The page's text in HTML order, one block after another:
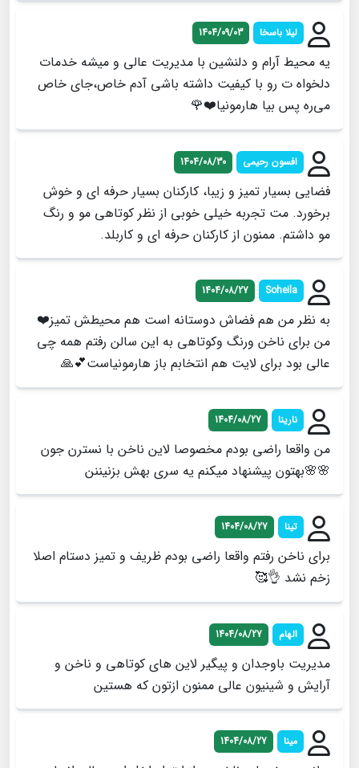
لیلا باسخا 1404/09/03
یه محیط آرام و دلنشین با مدیریت عالی و میشه خدمات
دلخواه ت رو با کیفیت داشته باشی آدم خاص،جای خاص
می‌ره پس بیا هارمونیا❤️🌹
افسون رحیمی 1404/08/30
فضایی بسیار تمیز و زیبا، کارکنان بسیار حرفه ای و خوش
برخورد. مت تجربه خیلی خوبی از نظر کوتاهی مو و رنگ
مو داشتم. ممنون از کارکنان حرفه ای و کاربلد.
Soheila
1404/08/27
به نظر من هم فضاش دوستانه است هم محیطش تمیز❤️
من برای ناخن ورنگ وکوتاهی به این سالن رفتم همه چی
عالی بود برای لایت هم انتخابم باز هارمونیاست💕🙏
نارینا 1404/08/27
من واقعا راضی بودم مخصوصا لاین ناخن با نسترن جون
🌸🌸بهتون پیشنهاد میکنم یه سری بهش بزنیننن
تینا 1404/08/27
برای ناخن رفتم واقعا راضی بودم ظریف و تمیز دستام اصلا
زخم نشد 👌🥰
الهام 1404/08/27
مدیریت باوجدان و پیگیر لاین های کوتاهی و ناخن و
آرایش و شینیون عالی ممنون ازتون که هستین
مينا 1404/08/27